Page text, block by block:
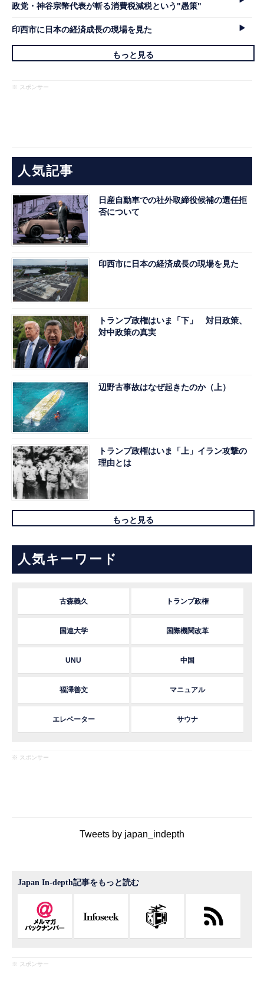
政党・神谷宗幣代表が斬る消費税減税という"愚策"
印西市に日本の経済成長の現場を見た
もっと見る
※ スポンサー
人気記事
日産自動車での社外取締役候補の選任拒
否について
印西市に日本の経済成長の現場を見た
トランプ政権はいま「下」 対日政策、
対中政策の真実
辺野古事故はなぜ起きたのか（上）
トランプ政権はいま「上」イラン攻撃の
理由とは
もっと見る
人気キーワード
古森義久 トランプ政権
国連大学 国際機関改革
UNU 中国
福澤善文 マニュアル
エレベーター サウナ
※ スポンサー
Tweets by japan_indepth
Japan In-depth記事をもっと読む
※ スポンサー